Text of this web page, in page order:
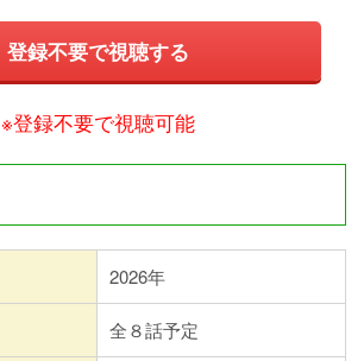
登録不要で視聴する
※登録不要で視聴可能
2026年
全８話予定